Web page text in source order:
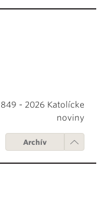
- 2026 Katolícke
noviny
Archív